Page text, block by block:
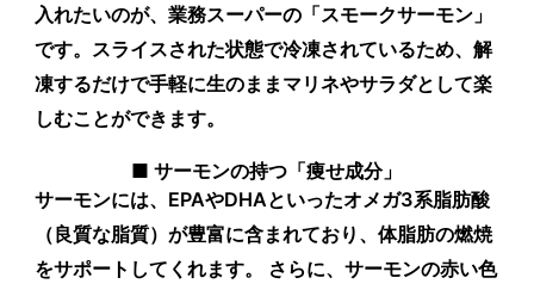
入れたいのが、業務スーパーの「スモークサーモン」
です。スライスされた状態で冷凍されているため、解
凍するだけで手軽に生のままマリネやサラダとして楽
しむことができます。
■ サーモンの持つ「痩せ成分」
サーモンには、EPAやDHAといったオメガ3系脂肪酸
（良質な脂質）が豊富に含まれており、体脂肪の燃焼
をサポートしてくれます。 さらに、サーモンの赤い色